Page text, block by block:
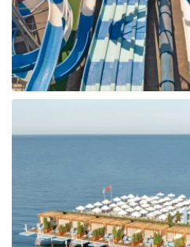
Tunisija
Albānija